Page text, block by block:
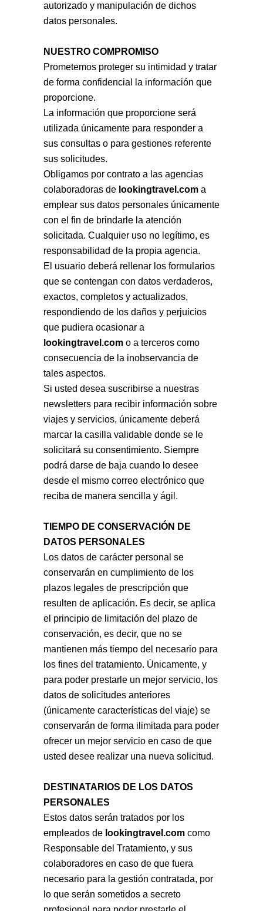
autorizado y manipulación de dichos
datos personales.
NUESTRO COMPROMISO
Prometemos proteger su intimidad y tratar
de forma confidencial la información que
proporcione.
La información que proporcione será
utilizada únicamente para responder a
sus consultas o para gestiones referente
sus solicitudes.
Obligamos por contrato a las agencias
colaboradoras de lookingtravel.com a
emplear sus datos personales únicamente
con el fin de brindarle la atención
solicitada. Cualquier uso no legítimo, es
responsabilidad de la propia agencia.
El usuario deberá rellenar los formularios
que se contengan con datos verdaderos,
exactos, completos y actualizados,
respondiendo de los daños y perjuicios
que pudiera ocasionar a
lookingtravel.com o a terceros como
consecuencia de la inobservancia de
tales aspectos.
Si usted desea suscribirse a nuestras
newsletters para recibir información sobre
viajes y servicios, únicamente deberá
marcar la casilla validable donde se le
solicitará su consentimiento. Siempre
podrá darse de baja cuando lo desee
desde el mismo correo electrónico que
reciba de manera sencilla y ágil.
TIEMPO DE CONSERVACIÓN DE
DATOS PERSONALES
Los datos de carácter personal se
conservarán en cumplimiento de los
plazos legales de prescripción que
resulten de aplicación. Es decir, se aplica
el principio de limitación del plazo de
conservación, es decir, que no se
mantienen más tiempo del necesario para
los fines del tratamiento. Únicamente, y
para poder prestarle un mejor servicio, los
datos de solicitudes anteriores
(únicamente características del viaje) se
conservarán de forma ilimitada para poder
ofrecer un mejor servicio en caso de que
usted desee realizar una nueva solicitud.
DESTINATARIOS DE LOS DATOS
PERSONALES
Estos datos serán tratados por los
empleados de lookingtravel.com como
Responsable del Tratamiento, y sus
colaboradores en caso de que fuera
necesario para la gestión contratada, por
lo que serán sometidos a secreto